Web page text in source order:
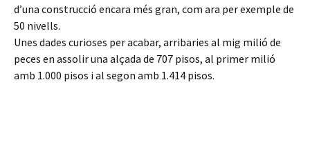
d’una construcció encara més gran, com ara per exemple de
50 nivells.
Unes dades curioses per acabar, arribaries al mig milió de
peces en assolir una alçada de 707 pisos, al primer milió
amb 1.000 pisos i al segon amb 1.414 pisos.